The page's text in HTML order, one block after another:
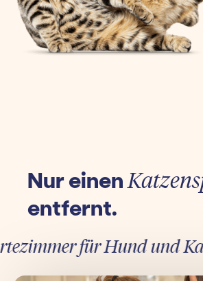
Nur einen
entfernt.
für Hund und